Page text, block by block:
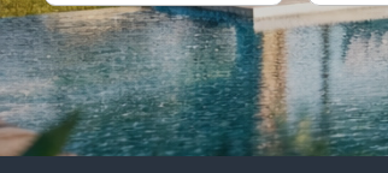
mail
contact
De l'immo pro